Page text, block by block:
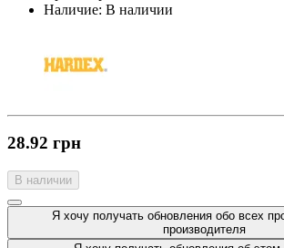
Наличие: В наличии
28.92 грн
В наличии
Я хочу получать обновления обо всех
производителя